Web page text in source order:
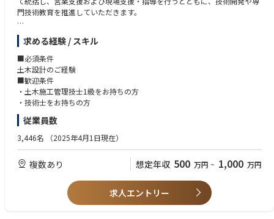
門技術教育を推進していただきます。
(1)技術提案型案件に対する技術提案の作成、結果に対する評価
(2)計画・設計・施工の各プロセスにおける現場の技術的諸問題の解決支援
(3)技術開発の主管および戦略的テーマの選定
(4)施工計画策定に関する全社的なノウハウの蓄積・展開 他
■案件詳細
ダム、トンネル、道路、都市土木（シールド工法等）、上下水処理場、造
求める経験 / スキル
■必須条件
土木設計のご経験
■歓迎条件
・土木施工管理技士1級をお持ちの方
・技術士をお持ちの方
従業員数
3,446名 （2025年4月1日現在）
複数あり 想定年収 500 万円 ~ 1,000 万円
求人エントリー